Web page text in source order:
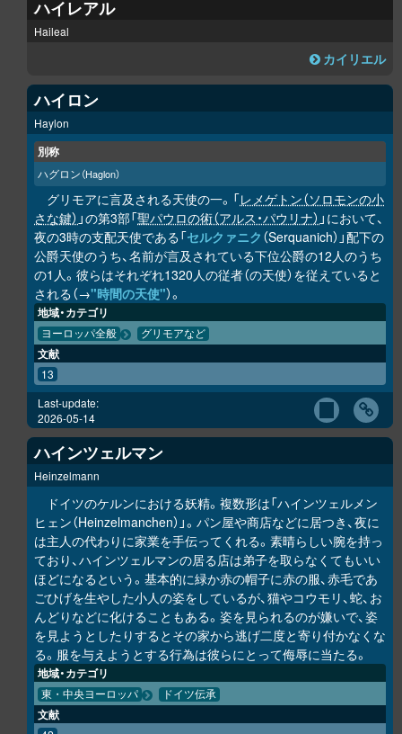
ハイレアル
Haileal
カイリエル
ハイロン
Haylon
別称
ハグロン（Haglon）
グリモアに言及される天使の一。「レメゲトン（ソロモンの小
さな鍵） 」の第3部「聖パウロの術（アルス・パウリナ） 」において、
夜の3時の支配天使である「セルクァニク （Serquanich）」配下の
公爵天使のうち、名前が言及されている下位公爵の12人のうち
の1人。彼らはそれぞれ1320人の従者（の天使）を従えていると
される（→"時間の天使"）。
地域・カテゴリ
ヨーロッパ全般 グリモアなど
文献
13
Last-update:
2026-05-14
ハインツェルマン
Heinzelmann
ドイツのケルンにおける妖精。複数形は「ハインツェルメン
ヒェン（Heinzelmanchen）」。パン屋や商店などに居つき、夜に
は主人の代わりに家業を手伝ってくれる。素晴らしい腕を持っ
ており、ハインツェルマンの居る店は弟子を取らなくてもいい
ほどになるという。基本的に緑か赤の帽子に赤の服、赤毛であ
ごひげを生やした小人の姿をしているが、猫やコウモリ、蛇、お
んどりなどに化けることもある。姿を見られるのが嫌いで、姿
を見ようとしたりするとその家から逃げ二度と寄り付かなくな
る。服を与えようとする行為は彼らにとって侮辱に当たる。
地域・カテゴリ
東・中央ヨーロッパ ドイツ伝承
文献